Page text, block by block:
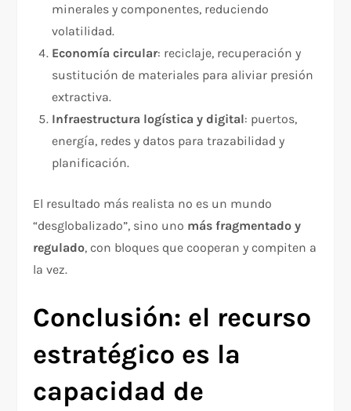
minerales y componentes, reduciendo
volatilidad.
Economía circular: reciclaje, recuperación y
sustitución de materiales para aliviar presión
extractiva.
Infraestructura logística y digital: puertos,
energía, redes y datos para trazabilidad y
planificación.
El resultado más realista no es un mundo
“desglobalizado”, sino uno más fragmentado y
regulado, con bloques que cooperan y compiten a
la vez.
Conclusión: el recurso
estratégico es la
capacidad de